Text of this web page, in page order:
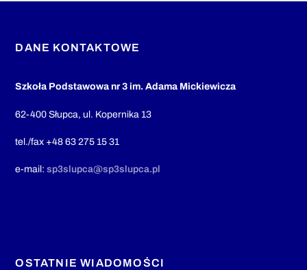
DANE KONTAKTOWE
Szkoła Podstawowa nr 3 im. Adama Mickiewicza
62-400 Słupca, ul. Kopernika 13
tel./fax +48 63 275 15 31
e-mail:sp3slupca@sp3slupca.pl
OSTATNIE WIADOMOŚCI